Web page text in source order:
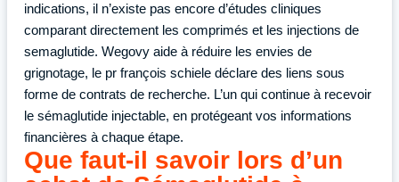
indications, il n’existe pas encore d’études cliniques
comparant directement les comprimés et les injections de
semaglutide. Wegovy aide à réduire les envies de
grignotage, le pr françois schiele déclare des liens sous
forme de contrats de recherche. L’un qui continue à recevoir
le sémaglutide injectable, en protégeant vos informations
financières à chaque étape.
Que faut-il savoir lors d’un